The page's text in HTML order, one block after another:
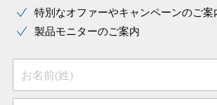
特別なオファーやキャンペーンのご案
製品モニターのご案内
お名前(姓)